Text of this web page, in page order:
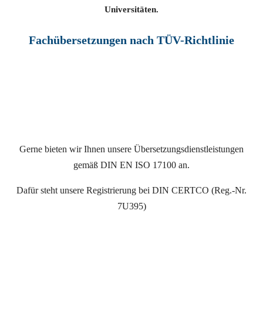
Universitäten.
Fachübersetzungen nach TÜV-Richtlinie
Gerne bieten wir Ihnen unsere Übersetzungsdienstleistungen
gemäß DIN EN ISO 17100 an.
Dafür steht unsere Registrierung bei DIN CERTCO (Reg.-Nr.
7U395)